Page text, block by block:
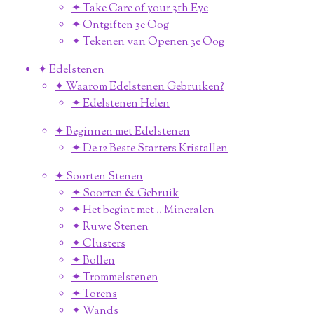
✦ Take Care of your 3th Eye
✦ Ontgiften 3e Oog
✦ Tekenen van Openen 3e Oog
✦ Edelstenen
✦ Waarom Edelstenen Gebruiken?
✦ Edelstenen Helen
✦ Beginnen met Edelstenen
✦ De 12 Beste Starters Kristallen
✦ Soorten Stenen
✦ Soorten & Gebruik
✦ Het begint met .. Mineralen
✦ Ruwe Stenen
✦ Clusters
✦ Bollen
✦ Trommelstenen
✦ Torens
✦ Wands